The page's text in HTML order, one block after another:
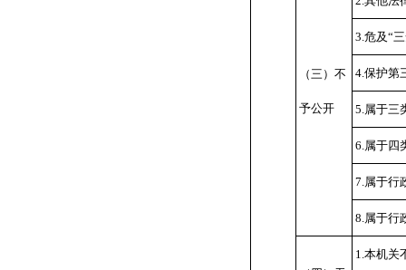
（三）不
予公开
3.危及“
4.保护第
5.属于三
6.属于四
7.属于行
8.属于行
1.本机关